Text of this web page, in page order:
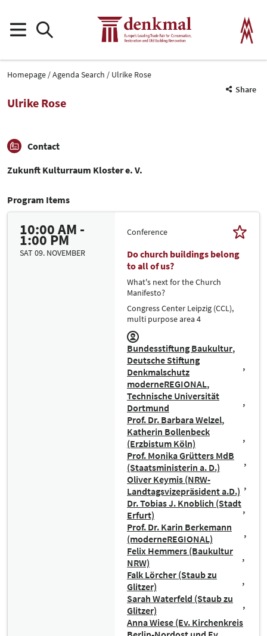
Homepage Agenda Search
Ulrike Rose
Share
Ulrike Rose
Contact
Zukunft Kulturraum Kloster e. V.
Program Items
10:00 AM -
1:00 PM
SAT 09. NOVEMBER
Conference
Do church buildings belong
to all of us?
What's next for the Church
Manifesto?
Congress Center Leipzig (CCL),
multi purpose area 4
Bundesstiftung Baukultur
Deutsche Stiftung
Denkmalschutz
moderneREGIONAL
Technische Universität
Dortmund
Prof. Dr. Barbara Welzel
Katherin Bollenbeck
(Erzbistum Köln)
Prof. Monika Grütters MdB
(Staatsministerin a. D.)
Oliver Keymis (NRW-
Landtagsvizepräsident a.D.)
Dr. Tobias J. Knoblich (Stadt
Erfurt)
Prof. Dr. Karin Berkemann
(moderneREGIONAL)
Felix Hemmers (Baukultur
NRW)
Falk Lörcher (Staub zu
Glitzer)
Sarah Waterfeld (Staub zu
Glitzer)
Anna Wiese (Ev. Kirchenkreis